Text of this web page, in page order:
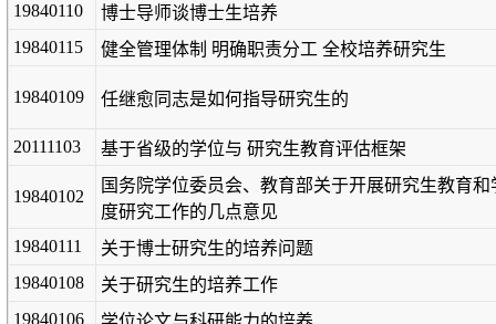
19840110
博士导师谈博士生培养
19840115
健全管理体制 明确职责分工 全校培养研究生
19840109 任继愈同志是如何指导研究生的
20111103 基于省级的学位与 研究生教育评估框架
19840102
国务院学位委员会、教育部关于开展研究生教育和
度研究工作的几点意见
19840111
关于博士研究生的培养问题
19840108
关于研究生的培养工作
19840106